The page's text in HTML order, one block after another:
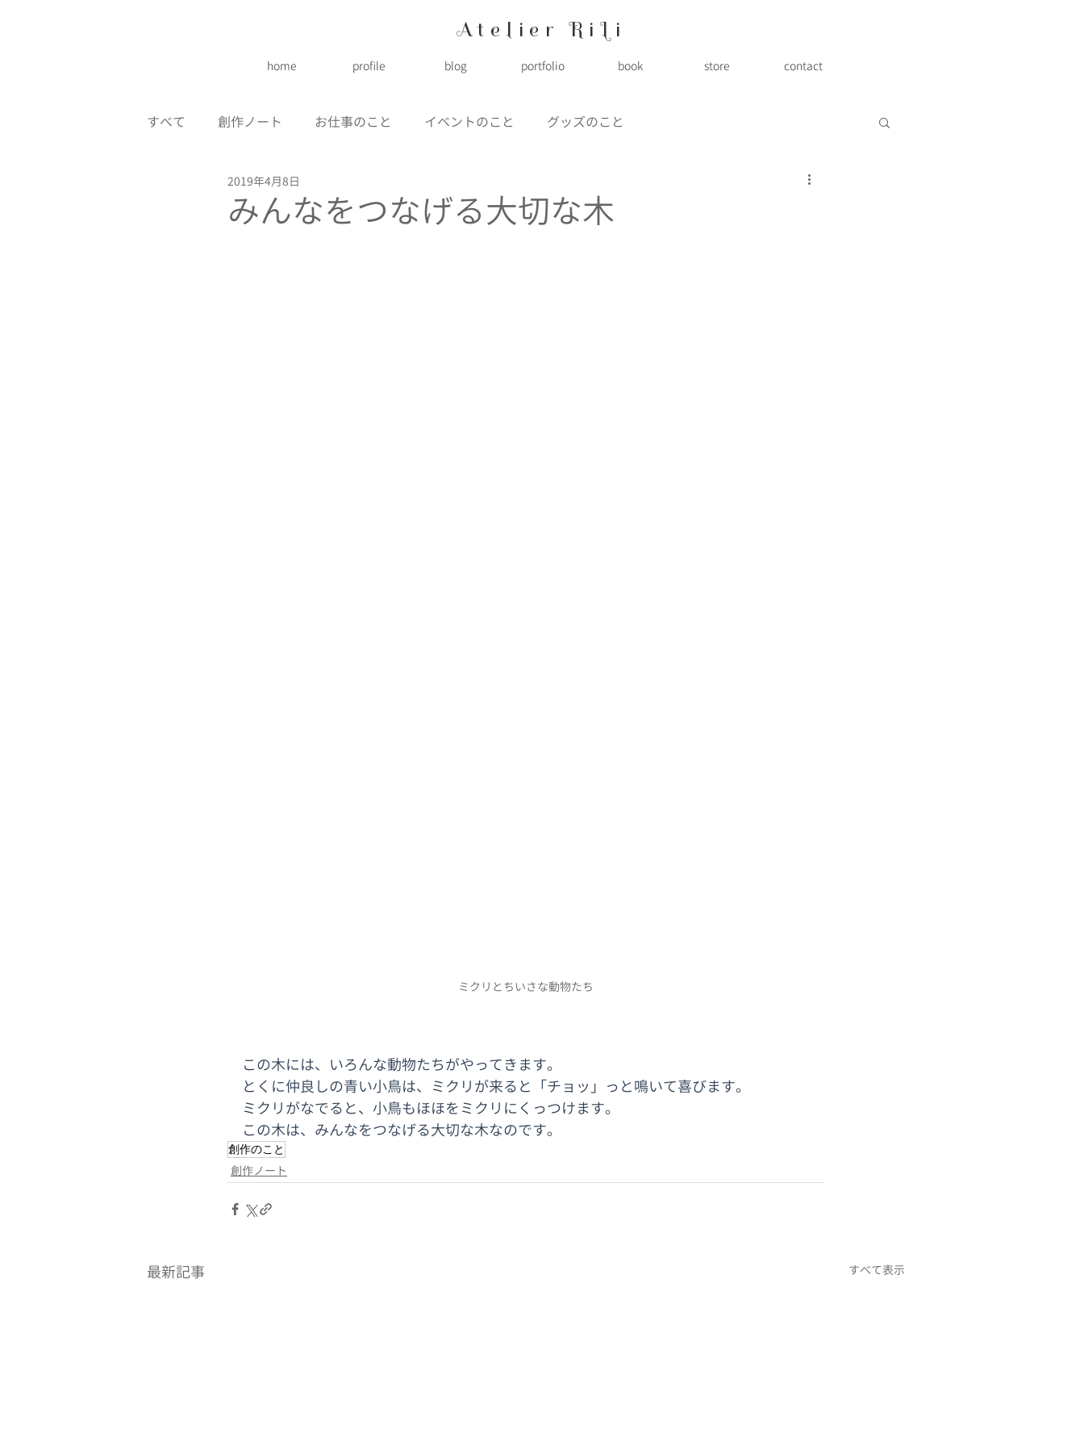
home profile blog portfolio book store contact
Atelier RiLi
すべて 創作ノート お仕事のこと イベントのこと グッズのこと
みんなをつなげる大切な木
2019年4月8日
ミクリとちいさな動物たち
この木には、いろんな動物たちがやってきます。
とくに仲良しの青い小鳥は、ミクリが来ると「チョッ」っと鳴いて喜びます。
ミクリがなでると、小鳥もほほをミクリにくっつけます。
この木は、みんなをつなげる大切な木なのです。
創作のこと
創作ノート
最新記事 すべて表示